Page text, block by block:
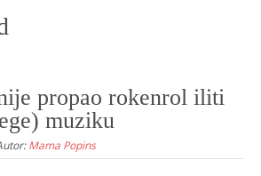
propao rokenrol iliti
muziku
Mama Popins